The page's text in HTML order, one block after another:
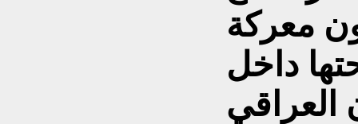
معركة
داخل
العراقي